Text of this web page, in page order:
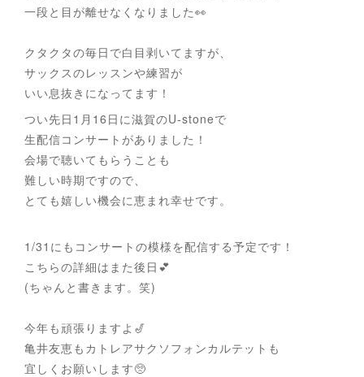
一段と目が離せなくなりました👀
クタクタの毎日で白目剥いてますが、
サックスのレッスンや練習が
いい息抜きになってます！
つい先日1月16日に滋賀のU-stoneで
生配信コンサートがありました！
会場で聴いてもらうことも
難しい時期ですので、
とても嬉しい機会に恵まれ幸せです。
1/31にもコンサートの模様を配信する予定です！
こちらの詳細はまた後日💕
(ちゃんと書きます。笑)
今年も頑張りますよ🎷
亀井友恵もカトレアサクソフォンカルテットも
宜しくお願いします🥺